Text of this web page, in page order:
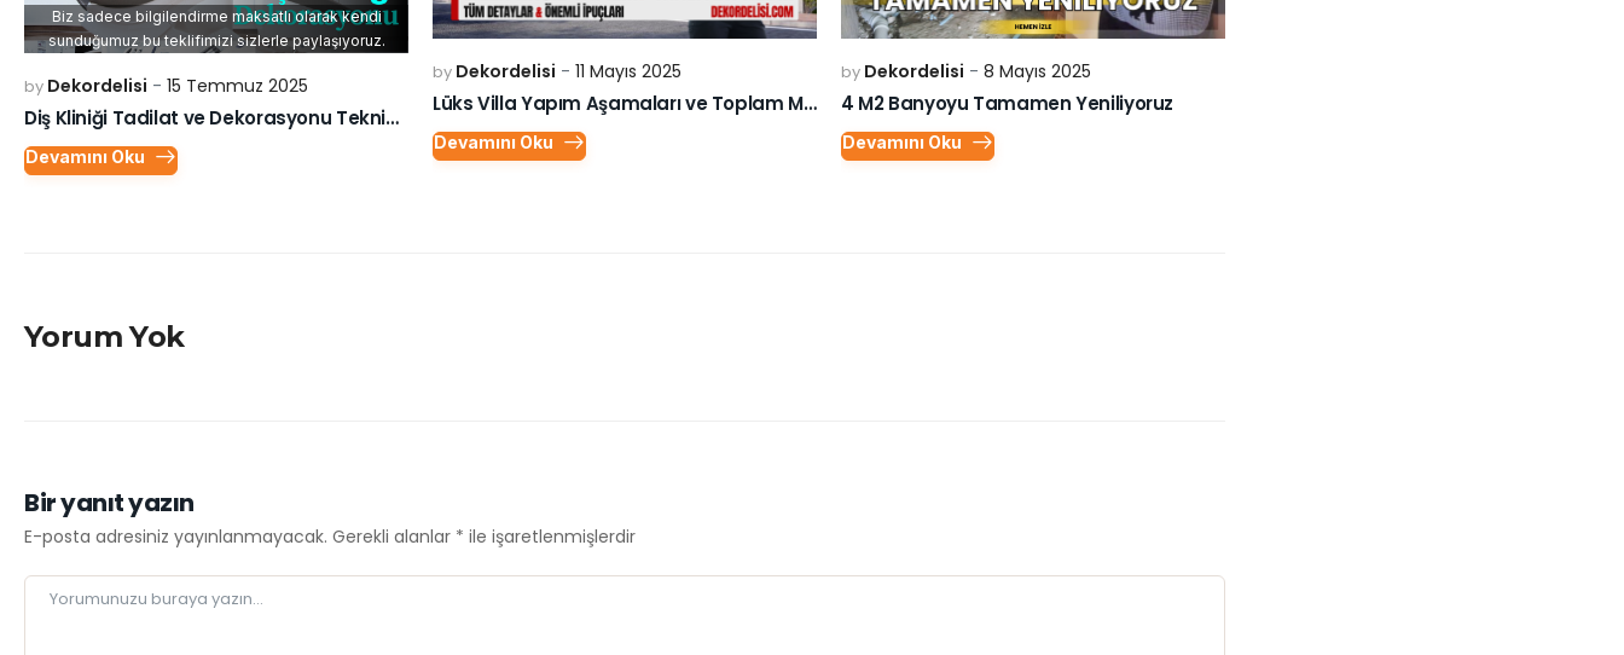
Biz sadece bilgilendirme maksatlı olarak kendi
sunduğumuz bu teklifimizi sizlerle paylaşıyoruz.
by Dekordelisi 15 Temmuz 2025
Diş Kliniği Tadilat ve Dekorasyonu Teknik Şartnamesi
Devamını Oku
by Dekordelisi 11 Mayıs 2025
Lüks Villa Yapım Aşamaları ve Toplam Maliyeti
Devamını Oku
by Dekordelisi 8 Mayıs 2025
4 M2 Banyoyu Tamamen Yeniliyoruz
Devamını Oku
Yorum Yok
Bir yanıt yazın
E-posta adresiniz yayınlanmayacak. Gerekli alanlar * ile işaretlenmişlerdir